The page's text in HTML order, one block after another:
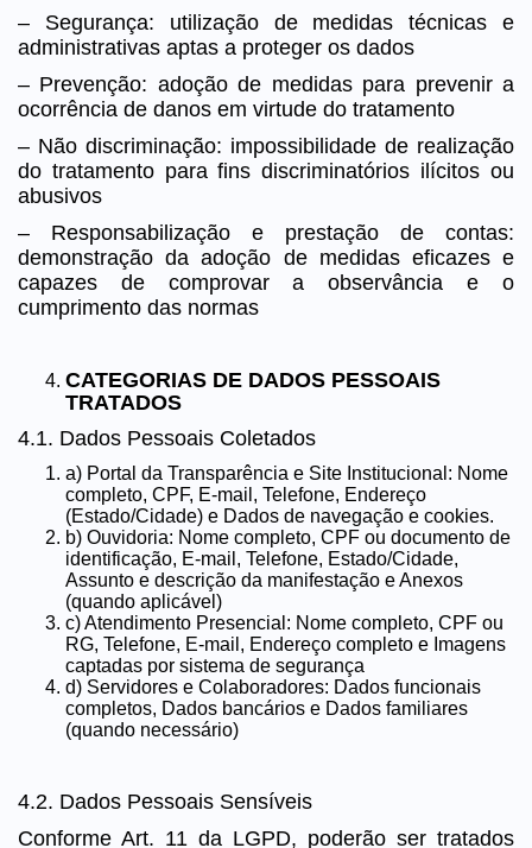
– Segurança: utilização de medidas técnicas e
administrativas aptas a proteger os dados
– Prevenção: adoção de medidas para prevenir a
ocorrência de danos em virtude do tratamento
– Não discriminação: impossibilidade de realização
do tratamento para fins discriminatórios ilícitos ou
abusivos
– Responsabilização e prestação de contas:
demonstração da adoção de medidas eficazes e
capazes de comprovar a observância e o
cumprimento das normas
CATEGORIAS DE DADOS PESSOAIS
TRATADOS
4.1. Dados Pessoais Coletados
a) Portal da Transparência e Site Institucional: Nome
completo, CPF, E-mail, Telefone, Endereço
(Estado/Cidade) e Dados de navegação e cookies.
b) Ouvidoria: Nome completo, CPF ou documento de
identificação, E-mail, Telefone, Estado/Cidade,
Assunto e descrição da manifestação e Anexos
(quando aplicável)
c) Atendimento Presencial: Nome completo, CPF ou
RG, Telefone, E-mail, Endereço completo e Imagens
captadas por sistema de segurança
d) Servidores e Colaboradores: Dados funcionais
completos, Dados bancários e Dados familiares
(quando necessário)
4.2. Dados Pessoais Sensíveis
Conforme Art. 11 da LGPD, poderão ser tratados